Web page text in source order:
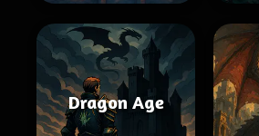
Dragon Age